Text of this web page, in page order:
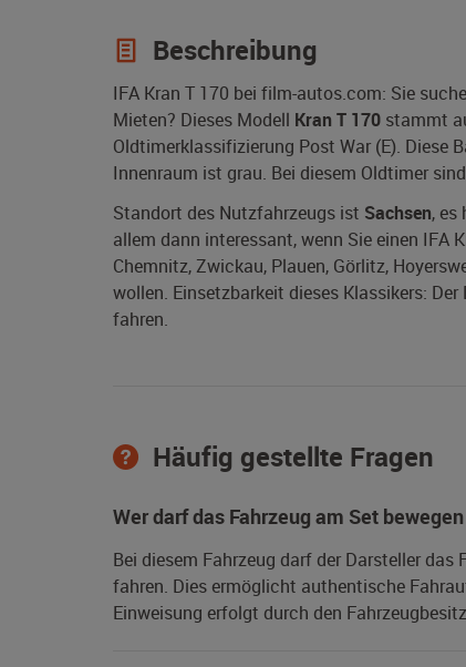
Beschreibung
IFA Kran T 170 bei film-autos.com: Sie
Mieten? Dieses Modell Kran T 170 stammt
Oldtimerklassifizierung Post War (E). Diese
Innenraum ist grau. Bei diesem Oldtimer
Standort des Nutzfahrzeugs ist Sachsen, es
allem dann interessant, wenn Sie einen IFA
Chemnitz, Zwickau, Plauen, Görlitz,
wollen. Einsetzbarkeit dieses Klassikers:
fahren.
Häufig gestellte Fragen
Wer darf das Fahrzeug am Set
Bei diesem Fahrzeug darf der Darsteller
fahren. Dies ermöglicht authentische
Einweisung erfolgt durch den